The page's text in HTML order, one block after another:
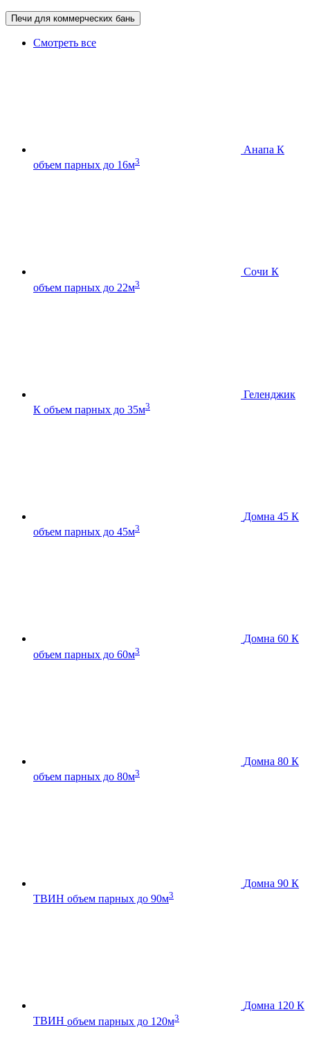
Печи для коммерческих бань
Смотреть все
Анапа К
объем парных до 16м3
Сочи К
объем парных до 22м3
Геленджик
К объем парных до 35м3
Домна 45 К
объем парных до 45м3
Домна 60 К
объем парных до 60м3
Домна 80 К
объем парных до 80м3
Домна 90 К
ТВИН объем парных до 90м3
Домна 120 К
ТВИН объем парных до 120м3